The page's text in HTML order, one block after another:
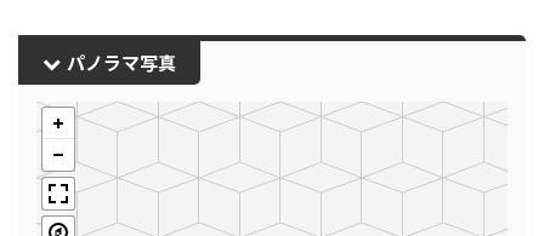
パノラマ写真